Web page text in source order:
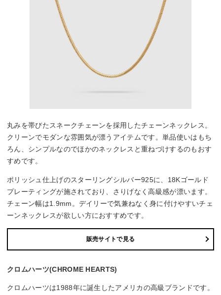
丸みを帯びたスネークチェーンを採用したチェーンネックレス。
クリーンでモダンな雰囲気が漂うアイテムです。単品使いはもち
ろん、シンプルなのでほかのネックレスと重ねづけするのもおす
すめです。
ポリッシュ仕上げのスターリングシルバー925に、18Kゴールド
プレーティングが施されており、さりげなく高級感が漂います。
チェーン幅は1.9mm。デイリーで気兼ねなく身に付けやすいチェ
ーンネックレスが欲しい方におすすめです。
販売サイトで見る
クロムハーツ(CHROME HEARTS)
クロムハーツは1988年に誕生したアメリカの高級ブランドです。